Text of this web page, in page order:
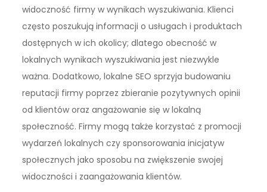
widoczność firmy w wynikach wyszukiwania. Klienci
często poszukują informacji o usługach i produktach
dostępnych w ich okolicy; dlatego obecność w
lokalnych wynikach wyszukiwania jest niezwykle
ważna. Dodatkowo, lokalne SEO sprzyja budowaniu
reputacji firmy poprzez zbieranie pozytywnych opinii
od klientów oraz angażowanie się w lokalną
społeczność. Firmy mogą także korzystać z promocji
wydarzeń lokalnych czy sponsorowania inicjatyw
społecznych jako sposobu na zwiększenie swojej
widoczności i zaangażowania klientów.